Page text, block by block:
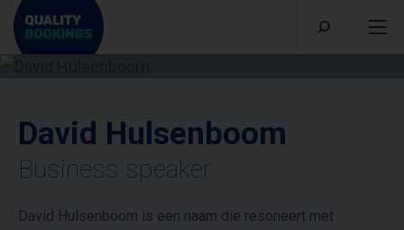
David Hulsenboom
Business speaker
David Hulsenboom is een naam die resoneert met